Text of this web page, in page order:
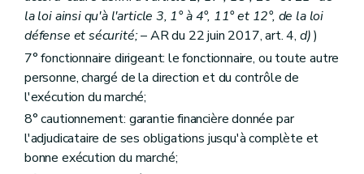
Art. 79
Art. 80
Art. 81
Art. 82
Art. 83
Art. 84
Art. 86
Art. 87
Art. 88
la loi ainsi qu'à l'article 3, 1° à 4°, 11° et 12°, de la loi
défense et sécurité;– AR du 22 juin 2017, art. 4, d))
7° fonctionnaire dirigeant: le fonctionnaire, ou toute autre
personne, chargé de la direction et du contrôle de
l'exécution du marché;
8° cautionnement: garantie financière donnée par
l'adjudicataire de ses obligations jusqu'à complète et
bonne exécution du marché;